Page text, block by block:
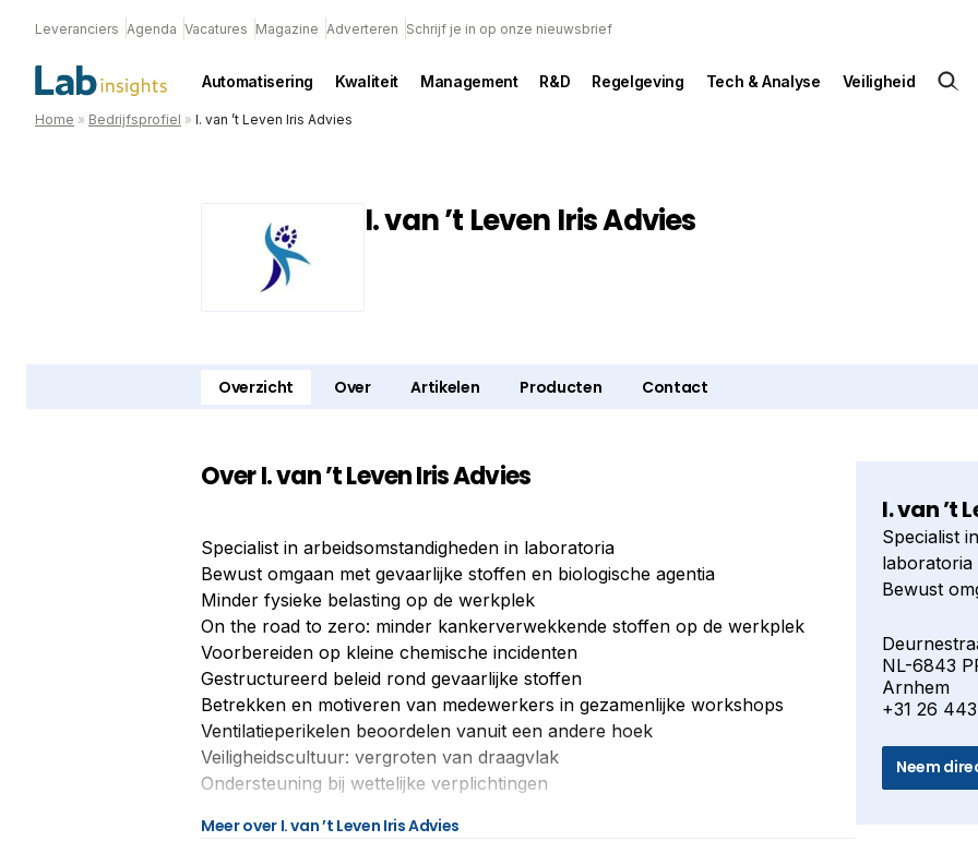
Leveranciers Agenda Vacatures Magazine Adverteren Schrijf je in op onze nieuwsbrief
Automatisering Kwaliteit Management R&D Regelgeving Tech & Analyse Veiligheid
Home » Bedrijfsprofiel » I. van ’t Leven Iris Advies
I. van ’t Leven Iris Advies
Overzicht Over Artikelen Producten Contact
Over I. van ’t Leven Iris Advies
Specialist in arbeidsomstandigheden in laboratoria
Bewust omgaan met gevaarlijke stoffen en biologische agentia
Minder fysieke belasting op de werkplek
On the road to zero: minder kankerverwekkende stoffen op de werkplek
Voorbereiden op kleine chemische incidenten
Gestructureerd beleid rond gevaarlijke stoffen
Betrekken en motiveren van medewerkers in gezamenlijke workshops
Ventilatieperikelen beoordelen vanuit een andere hoek
Veiligheidscultuur: vergroten van draagvlak
Ondersteuning bij wettelijke verplichtingen
Meer over I. van ’t Leven Iris Advies
I. van ’t
Specialist
laboratoria
Bewust
Minder
On the
NL-6843
Arnhem
+31 26
Neem